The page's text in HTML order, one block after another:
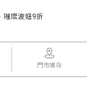
璀璨波妞9折
門市庫存